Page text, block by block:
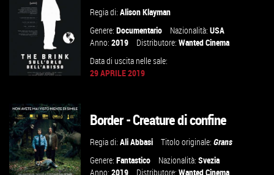
VAI ALLA SCHEDA
GUARDA IL TRAILER
VAI ALLA SCHEDA
Regia di:Alison Klayman
Genere:Documentario Nazionalità:USA
Anno:2019 Distributore:Wanted Cinema
Data di uscita nelle sale:
29 APRILE 2019
Border - Creature di confine
Regia di:Ali Abbasi Titolo originale:Grans
Genere:Fantastico Nazionalità:Svezia
Anno:2019 Distributore:Wanted Cinema